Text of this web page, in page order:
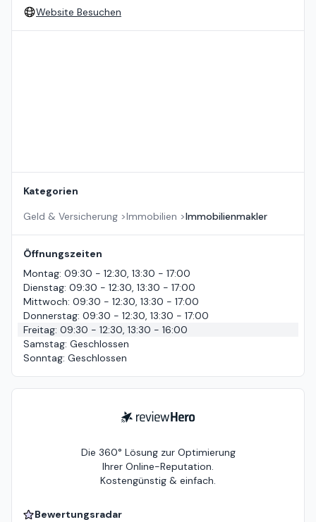
Website Besuchen
Kategorien
Geld & Versicherung >Immobilien >Immobilienmakler
Öffnungszeiten
Montag: 09:30 - 12:30, 13:30 - 17:00
Dienstag: 09:30 - 12:30, 13:30 - 17:00
Mittwoch: 09:30 - 12:30, 13:30 - 17:00
Donnerstag: 09:30 - 12:30, 13:30 - 17:00
Freitag: 09:30 - 12:30, 13:30 - 16:00
Samstag: Geschlossen
Sonntag: Geschlossen
ReviewHero
Die 360° Lösung zur Optimierung
Ihrer Online-Reputation.
Kostengünstig & einfach.
Bewertungsradar